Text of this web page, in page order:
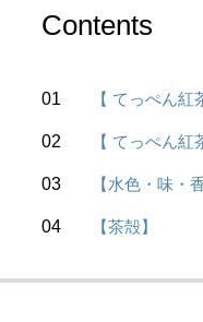
Contents
【 てっぺん
【 てっぺん紅
【水色・味・
【茶殻】